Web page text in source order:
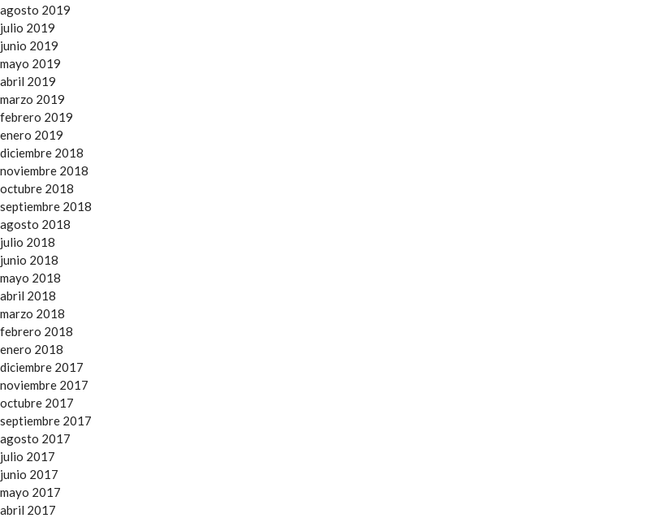
agosto 2019
julio 2019
junio 2019
mayo 2019
abril 2019
marzo 2019
febrero 2019
enero 2019
diciembre 2018
noviembre 2018
octubre 2018
septiembre 2018
agosto 2018
julio 2018
junio 2018
mayo 2018
abril 2018
marzo 2018
febrero 2018
enero 2018
diciembre 2017
noviembre 2017
octubre 2017
septiembre 2017
agosto 2017
julio 2017
junio 2017
mayo 2017
abril 2017